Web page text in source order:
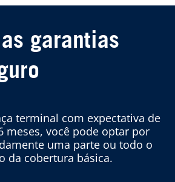
garantias
terminal com expectativa de
meses, você pode optar por
uma parte ou todo o
da cobertura básica.